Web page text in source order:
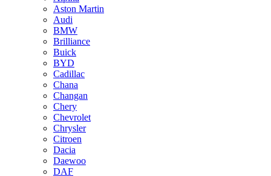
Aston Martin
Audi
BMW
Brilliance
Buick
BYD
Cadillac
Chana
Changan
Chery
Chevrolet
Chrysler
Citroen
Dacia
Daewoo
DAF